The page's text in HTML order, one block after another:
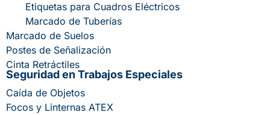
Etiquetas para Cuadros Eléctricos
Marcado de Tuberías
Marcado de Suelos
Postes de Señalización
Cinta Retráctiles
Seguridad en Trabajos Especiales
Caída de Objetos
Focos y Linternas ATEX